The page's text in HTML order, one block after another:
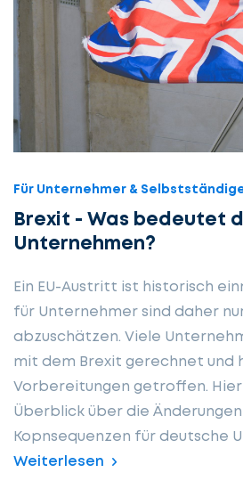
Für Unternehmer &
Brexit - Was bedeutet
Unternehmen?
Ein EU-Austritt ist historisch
für Unternehmer sind daher
abzuschätzen. Viele
mit dem Brexit gerechnet und
Vorbereitungen getroffen.
Überblick über die
Kopnsequenzen für deutsche
Weiterlesen